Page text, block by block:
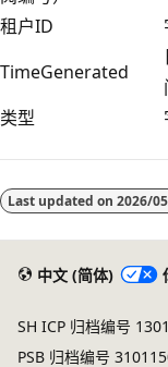
租户ID
TimeGenerated
类型
模
式
Last updated on 2026/
中文 (简体)
SH ICP 归档编号
PSB 归档编号